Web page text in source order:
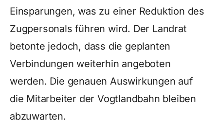
Einsparungen, was zu einer Reduktion des
Zugpersonals führen wird. Der Landrat
betonte jedoch, dass die geplanten
Verbindungen weiterhin angeboten
werden. Die genauen Auswirkungen auf
die Mitarbeiter der Vogtlandbahn bleiben
abzuwarten.